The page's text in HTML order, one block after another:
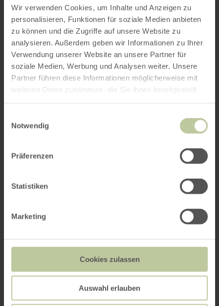
Wir verwenden Cookies, um Inhalte und Anzeigen zu
personalisieren, Funktionen für soziale Medien anbieten
zu können und die Zugriffe auf unsere Website zu
analysieren. Außerdem geben wir Informationen zu Ihrer
Verwendung unserer Website an unsere Partner für
soziale Medien, Werbung und Analysen weiter. Unsere
Partner führen diese Informationen möglicherweise mit
weiteren Daten zusammen, die Sie ihnen bereitgestellt
Notwendig
Präferenzen
Statistiken
Marketing
Cookies zulassen
Auswahl erlauben